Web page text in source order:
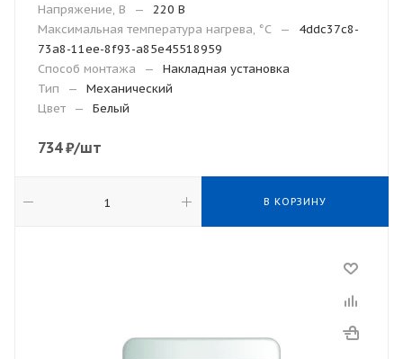
Напряжение, В
—
220 В
Максимальная температура нагрева, °С
—
4ddc37c8-
73a8-11ee-8f93-a85e45518959
Способ монтажа
—
Накладная установка
Тип
—
Механический
Цвет
— Белый
734₽/шт
В КОРЗИНУ